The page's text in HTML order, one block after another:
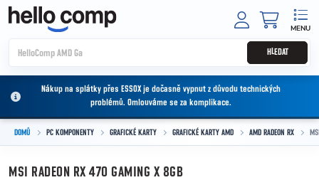
Přejít na obsah
HLEDAT
Nákup na splátky přes ESSOX je dočasně vypnut z důvodu technických
problémů. Omlouváme se za komplikace.
DOMŮ PC KOMPONENTY GRAFICKÉ KARTY GRAFICKÉ KARTY AMD AMD RADEON RX
MSI RADEON RX 470 GAMING X 8GB